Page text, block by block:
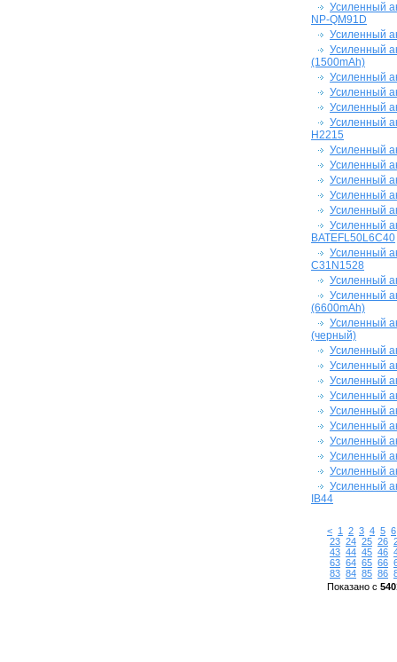
Усиленный
NP-QM91D
Усиленный
Усиленный
(1500mAh)
Усиленный
Усиленный
Усиленный
Усиленный
H2215
Усиленный
Усиленный
Усиленный
Усиленный
Усиленный
Усиленный
BATEFL50L6C40
Усиленный
C31N1528
Усиленный
Усиленный
(6600mAh)
Усиленный
(черный)
Усиленный
Усиленный
Усиленный
Усиленный
Усиленный
Усиленный
Усиленный
Усиленный
Усиленный
Усиленный
IB44
< 1 2 3 4 5 6
23 24 25 26
43 44 45 46
63 64 65 66
83 84 85 86
Показано с